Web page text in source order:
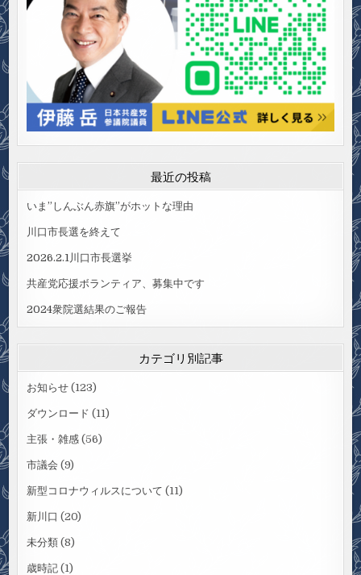
最近の投稿
いま”しんぶん赤旗”がホットな理由
川口市長選を終えて
2026.2.1川口市長選挙
共産党応援ボランティア、募集中です
2024衆院選結果のご報告
カテゴリ別記事
お知らせ (123)
ダウンロード (11)
主張・雑感 (56)
市議会 (9)
新型コロナウィルスについて (11)
新川口 (20)
未分類 (8)
歳時記 (1)